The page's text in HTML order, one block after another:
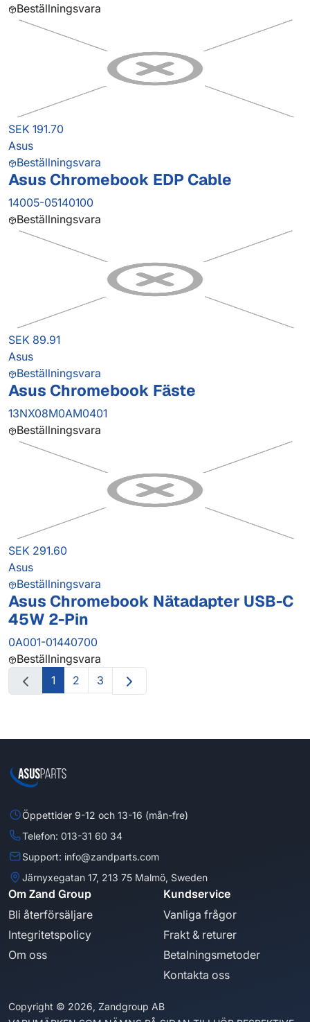
Beställningsvara
SEK 191.70
Asus
Beställningsvara
Asus Chromebook EDP Cable
14005-05140100
Beställningsvara
SEK 89.91
Asus
Beställningsvara
Asus Chromebook Fäste
13NX08M0AM0401
Beställningsvara
SEK 291.60
Asus
Beställningsvara
Asus Chromebook Nätadapter USB-C
45W 2-Pin
0A001-01440700
Beställningsvara
1
2 3
Öppettider 9-12 och 13-16 (mån-fre)
Telefon: 013-31 60 34
Support: info@zandparts.com
Järnyxegatan 17, 213 75 Malmö, Sweden
Om Zand Group
Bli återförsäljare
Integritetspolicy
Om oss
Kundservice
Vanliga frågor
Frakt & returer
Betalningsmetoder
Kontakta oss
Copyright © 2026, Zandgroup AB